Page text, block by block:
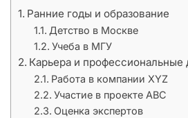
Ранние годы и образование
Детство в Москве
Учеба в МГУ
Карьера и профессиональные
Работа в компании XYZ
Участие в проекте ABC
Оценка экспертов